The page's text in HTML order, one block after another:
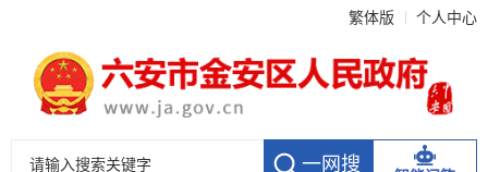
繁体版 个人中心